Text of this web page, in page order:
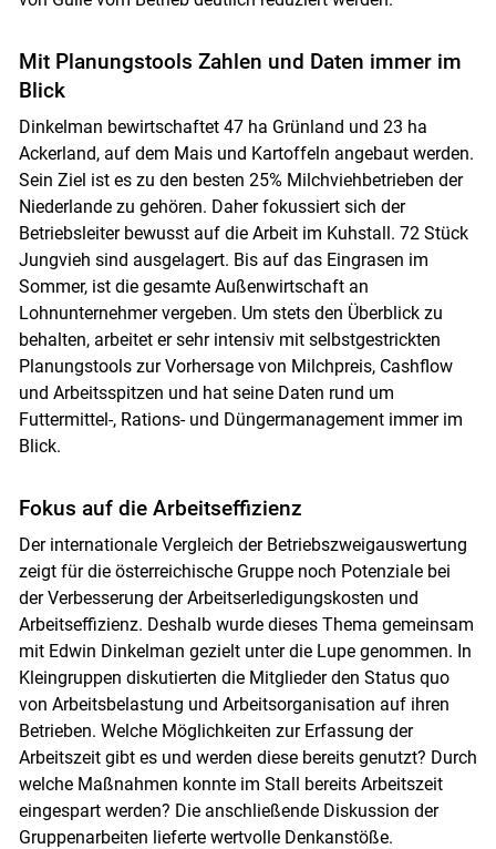
Mit Planungstools Zahlen und Daten immer im
Blick
Dinkelman bewirtschaftet 47 ha Grünland und 23 ha
Ackerland, auf dem Mais und Kartoffeln angebaut werden.
Sein Ziel ist es zu den besten 25% Milchviehbetrieben der
Niederlande zu gehören. Daher fokussiert sich der
Betriebsleiter bewusst auf die Arbeit im Kuhstall. 72 Stück
Jungvieh sind ausgelagert. Bis auf das Eingrasen im
Sommer, ist die gesamte Außenwirtschaft an
Lohnunternehmer vergeben. Um stets den Überblick zu
behalten, arbeitet er sehr intensiv mit selbstgestrickten
Planungstools zur Vorhersage von Milchpreis, Cashflow
und Arbeitsspitzen und hat seine Daten rund um
Futtermittel-, Rations- und Düngermanagement immer im
Blick.
Fokus auf die Arbeitseffizienz
Der internationale Vergleich der Betriebszweigauswertung
zeigt für die österreichische Gruppe noch Potenziale bei
der Verbesserung der Arbeitserledigungskosten und
Arbeitseffizienz. Deshalb wurde dieses Thema gemeinsam
mit Edwin Dinkelman gezielt unter die Lupe genommen. In
Kleingruppen diskutierten die Mitglieder den Status quo
von Arbeitsbelastung und Arbeitsorganisation auf ihren
Betrieben. Welche Möglichkeiten zur Erfassung der
Arbeitszeit gibt es und werden diese bereits genutzt? Durch
welche Maßnahmen konnte im Stall bereits Arbeitszeit
eingespart werden? Die anschließende Diskussion der
Gruppenarbeiten lieferte wertvolle Denkanstöße.